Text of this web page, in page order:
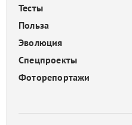
Тесты
Польза
Эволюция
Спецпроекты
Фоторепортажи